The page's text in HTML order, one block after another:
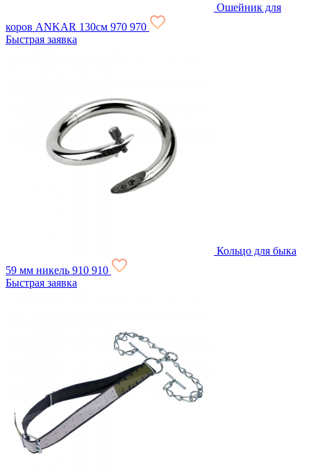
Ошейник для
коров ANKAR 130см 970 970
Быстрая заявка
Кольцо для быка
59 мм никель 910 910
Быстрая заявка